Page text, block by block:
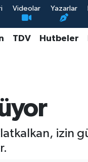
Videolar Yazarlar
TDV Hutbeler
izin